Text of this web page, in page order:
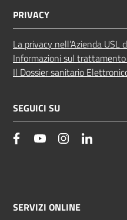
PRIVACY
La privacy nell’Azienda USL
Informazioni sul
Il Dossier sanitario
SEGUICI SU
facebookYouTube Instagram
SERVIZI ONLINE